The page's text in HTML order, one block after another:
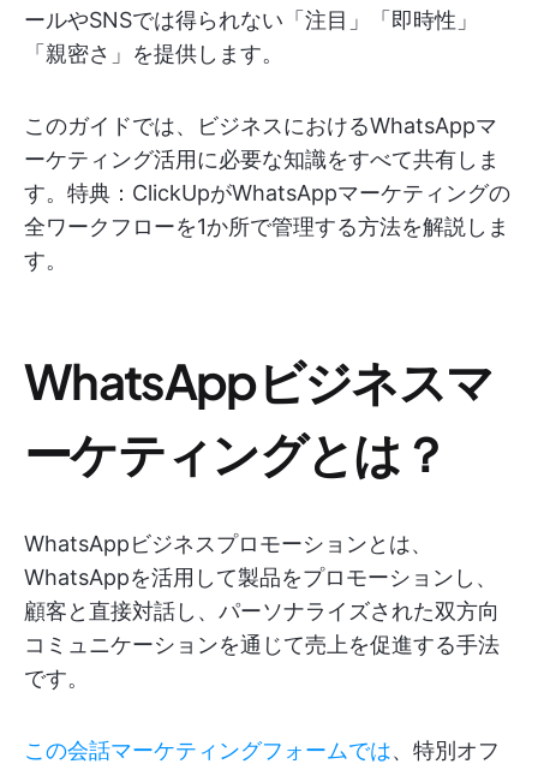
ールやSNSでは得られない「注目」「即時性」
「親密さ」を提供します。
このガイドでは、ビジネスにおけるWhatsAppマ
ーケティング活用に必要な知識をすべて共有しま
す。特典：ClickUpがWhatsAppマーケティングの
全ワークフローを1か所で管理する方法を解説しま
す。
WhatsAppビジネスマ
ーケティングとは？
WhatsAppビジネスプロモーションとは、
WhatsAppを活用して製品をプロモーションし、
顧客と直接対話し、パーソナライズされた双方向
コミュニケーションを通じて売上を促進する手法
です。
この会話マーケティングフォームでは、特別オフ